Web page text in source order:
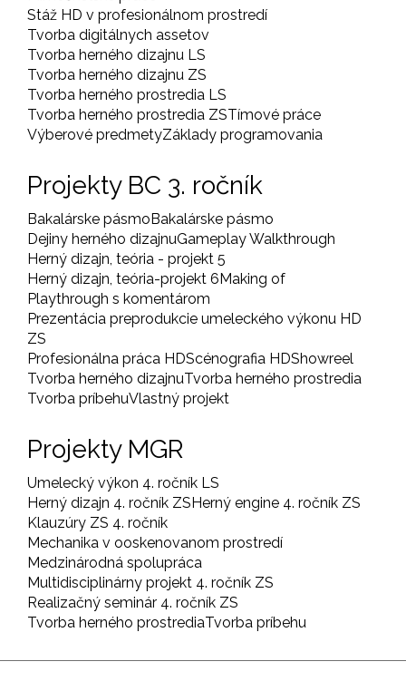
Stáž HD v profesionálnom prostredí
Tvorba digitálnych assetov
Tvorba herného dizajnu LS
Tvorba herného dizajnu ZS
Tvorba herného prostredia LS
Tvorba herného prostredia ZSTímové práce
Výberové predmetyZáklady programovania
Projekty BC 3. ročník
Bakalárske pásmoBakalárske pásmo
Dejiny herného dizajnuGameplay Walkthrough
Herný dizajn, teória - projekt 5
Herný dizajn, teória-projekt 6Making of
Playthrough s komentárom
Prezentácia preprodukcie umeleckého výkonu HD
ZS
Profesionálna práca HDScénografia HDShowreel
Tvorba herného dizajnuTvorba herného prostredia
Tvorba príbehuVlastný projekt
Projekty MGR
Umelecký výkon 4. ročník LS
Herný dizajn 4. ročník ZSHerný engine 4. ročník ZS
Klauzúry ZS 4. ročník
Mechanika v ooskenovanom prostredí
Medzinárodná spolupráca
Multidisciplinárny projekt 4. ročník ZS
Realizačný seminár 4. ročník ZS
Tvorba herného prostrediaTvorba príbehu